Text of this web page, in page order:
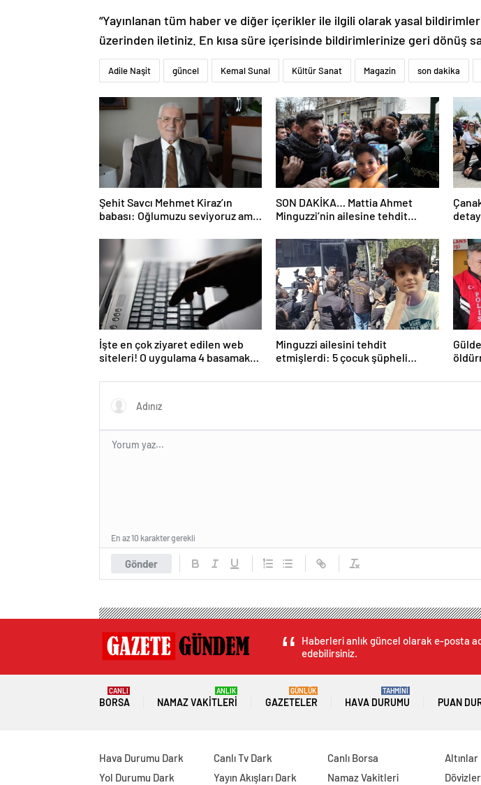
“Yayınlanan tüm haber ve diğer içerikler ile ilgili olarak yasal
üzerinden iletiniz. En kısa süre içerisinde bildirimlerinize geri dönüş
Adile Naşit güncel Kemal Sunal Kültür Sanat Magazin son dakika
Şehit Savcı Mehmet Kiraz’ın
babası: Oğlumuzu seviyoruz ama
seviyoruz
SON DAKİKA… Mattia Ahmet
Minguzzi’nin ailesine tehdit
şüpheli hakkında istenen ceza!
İşte en çok ziyaret edilen web
siteleri! O uygulama 4 basamak
Minguzzi ailesini tehdit
etmişlerdi: 5 çocuk şüpheli
Gönder
En az 10 karakter gerekli
Haberleri anlık güncel olarak e-posta
edebilirsiniz.
BORSA
CANLI
NAMAZ VAKITLERI
ANLIK
GAZETELER
GÜNLÜK
HAVA DURUMU
TAHMİNİ
PUAN
Hava Durumu Dark
Yol Durumu Dark
Canlı Tv Dark
Yayın Akışları Dark
Canlı Borsa
Namaz Vakitleri
Altınlar
Dövizler